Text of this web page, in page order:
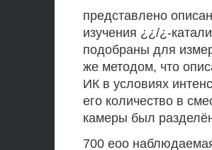
представлено
изучения ¿¿/¿-
подобраны для
же методом, что
ИК в условиях
его количество в
камеры был
700 еоо